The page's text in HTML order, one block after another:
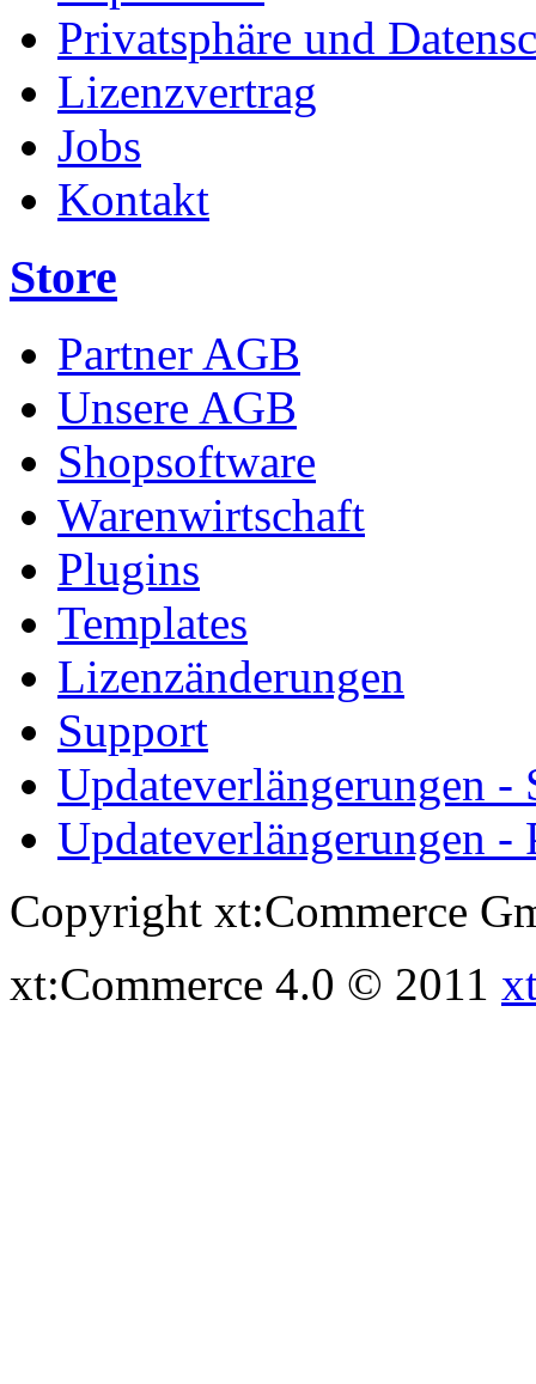
Privatsphäre und
Lizenzvertrag
Jobs
Kontakt
Store
Partner AGB
Unsere AGB
Shopsoftware
Warenwirtschaft
Plugins
Templates
Lizenzänderungen
Support
Updateverlängerungen -
Updateverlängerungen -
Copyright xt:Commerce
xt:Commerce 4.0 © 2011